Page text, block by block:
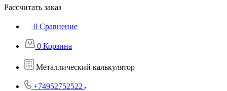
Рассчитать заказ
0 Сравнение
0 Корзина
Металлический калькулятор
+74952752522